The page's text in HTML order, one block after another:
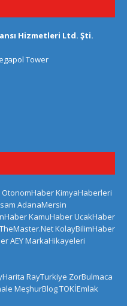
Hizmetleri Ltd. Şti.
Tower
OtonomHaberKimyaHaberleri
AdanaMersin
KamuHaberUcakHaber
KolayBilimHaber
AEYMarkaHikayeleri
RayTurkiye ZorBulmaca
MeşhurBlogTOKİEmlak